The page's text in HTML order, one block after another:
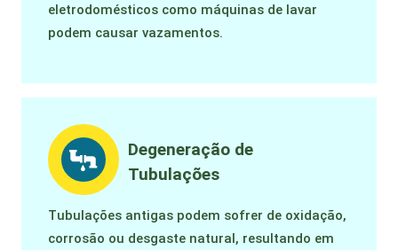
eletrodomésticos como máquinas de lavar
podem causar vazamentos.
Degeneração de
Tubulações
Tubulações antigas podem sofrer de oxidação,
corrosão ou desgaste natural, resultando em